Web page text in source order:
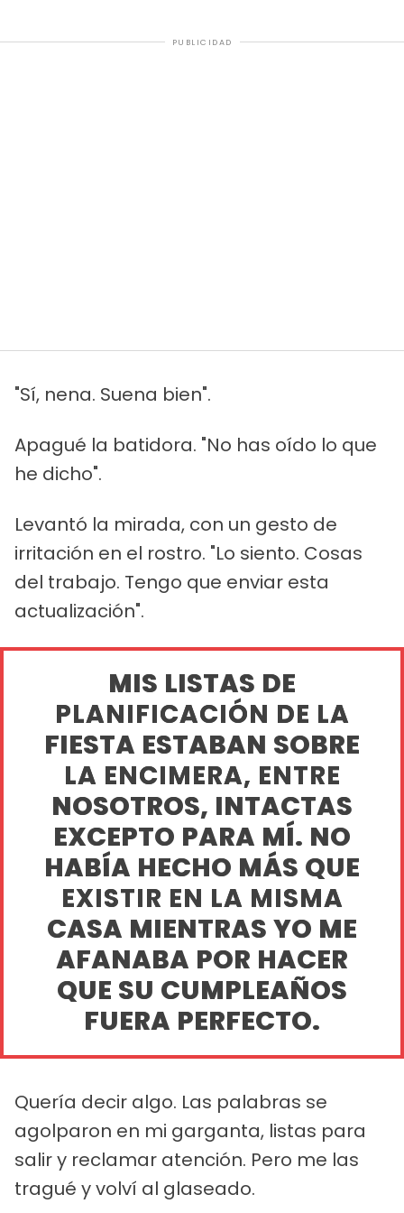
PUBLICIDAD
"Sí, nena. Suena bien".
Apagué la batidora. "No has oído lo que
he dicho".
Levantó la mirada, con un gesto de
irritación en el rostro. "Lo siento. Cosas
del trabajo. Tengo que enviar esta
actualización".
MIS LISTAS DE
PLANIFICACIÓN DE LA
FIESTA ESTABAN SOBRE
LA ENCIMERA, ENTRE
NOSOTROS, INTACTAS
EXCEPTO PARA MÍ. NO
HABÍA HECHO MÁS QUE
EXISTIR EN LA MISMA
CASA MIENTRAS YO ME
AFANABA POR HACER
QUE SU CUMPLEAÑOS
FUERA PERFECTO.
Quería decir algo. Las palabras se
agolparon en mi garganta, listas para
salir y reclamar atención. Pero me las
tragué y volví al glaseado.